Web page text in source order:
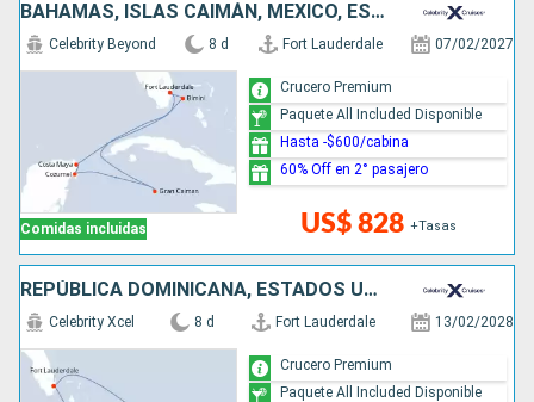
BAHAMAS, ISLAS CAIMÁN, MÉXICO, ESTADOS UNIDOS
Comidas incluidas
Celebrity Beyond 8 d Fort Lauderdale 07/02/2027
US$ 828 +Tasas
Crucero Premium
Paquete All Included Disponible
Hasta -$600/cabina
60% Off en 2° pasajero
REPÚBLICA DOMINICANA, ESTADOS UNIDOS
Celebrity Xcel 8 d Fort Lauderdale 13/02/2028
Crucero Premium
Paquete All Included Disponible